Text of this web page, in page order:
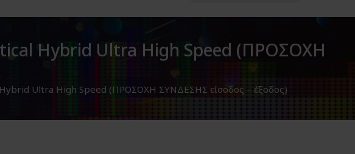
Hybrid Ultra High Speed (ΠΡΟΣΟΧΗ
Ultra High Speed (ΠΡΟΣΟΧΗ ΣΥΝΔΕΣΗΣ είσοδος – έξοδος)